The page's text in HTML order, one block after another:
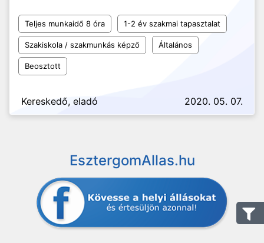
Teljes munkaidő 8 óra 1-2 év szakmai tapasztalat
Szakiskola / szakmunkás képző Általános
Beosztott
Kereskedő, eladó 2020. 05. 07.
EsztergomAllas.hu